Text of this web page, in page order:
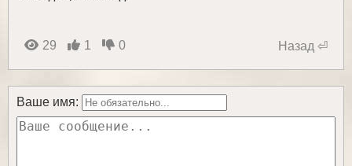
29 1 0 Назад ⏎
Ваше имя: